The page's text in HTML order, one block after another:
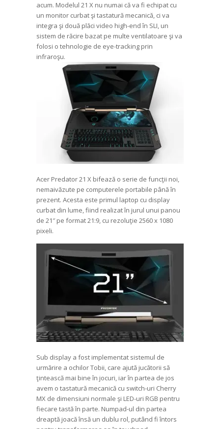
acum. Modelul 21 X nu numai că va fi echipat cu
un monitor curbat şi tastatură mecanică, ci va
integra şi două plăci video high-end în SLI, un
sistem de răcire bazat pe multe ventilatoare şi va
folosi o tehnologie de eye-tracking prin
infraroşu.
Acer Predator 21 X bifează o serie de funcţii noi,
nemaivăzute pe computerele portabile până în
prezent. Acesta este primul laptop cu display
curbat din lume, fiind realizat în jurul unui panou
de 21″ pe format 21:9, cu rezoluţie 2560 x 1080
pixeli.
Sub display a fost implementat sistemul de
urmărire a ochilor Tobii, care ajută jucătorii să
ţintească mai bine în jocuri, iar în partea de jos
avem o tastatură mecanică cu switch-uri Cherry
MX de dimensiuni normale şi LED-uri RGB pentru
fiecare tastă în parte. Numpad-ul din partea
dreaptă joacă însă un dublu rol, putând fi întors